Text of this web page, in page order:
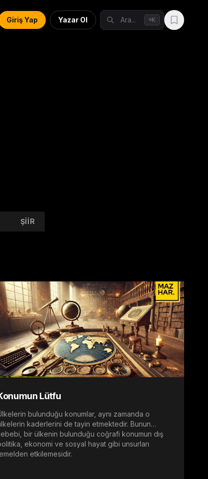
Giriş Yap Yazar Ol Ara... ⌘K
ŞIIR
Lütfu
bulunduğu konumlar, aynı zamanda o
kaderlerini de tayin etmektedir. Bunun
bir ülkenin bulunduğu coğrafi konumun dış
ekonomi ve sosyal hayat gibi unsurları
etkilemesidir.